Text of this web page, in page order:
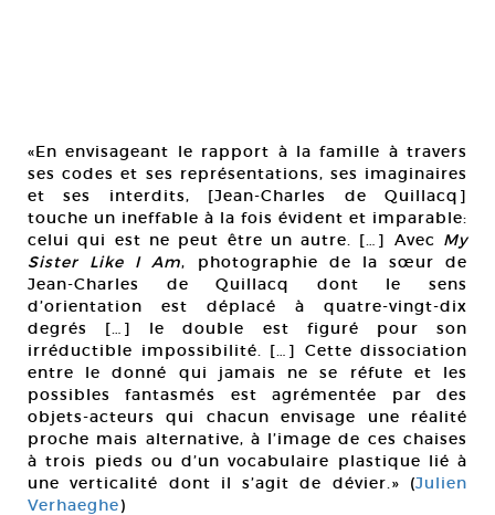
«En envisageant le rapport à la famille à travers
ses codes et ses représentations, ses imaginaires
et ses interdits, [Jean-Charles de Quillacq]
touche un ineffable à la fois évident et imparable:
celui qui est ne peut être un autre. […] Avec My
Sister Like I Am, photographie de la sœur de
Jean-Charles de Quillacq dont le sens
d’orientation est déplacé à quatre-vingt-dix
degrés […] le double est figuré pour son
irréductible impossibilité. […] Cette dissociation
entre le donné qui jamais ne se réfute et les
possibles fantasmés est agrémentée par des
objets-acteurs qui chacun envisage une réalité
proche mais alternative, à l’image de ces chaises
à trois pieds ou d’un vocabulaire plastique lié à
une verticalité dont il s’agit de dévier.» (Julien
Verhaeghe)